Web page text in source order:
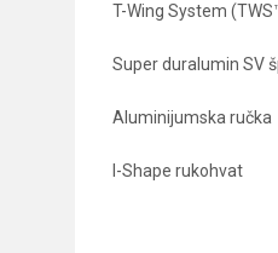
T-Wing System
Super duralumin SV
Aluminijumska ručka
I-Shape rukohvat